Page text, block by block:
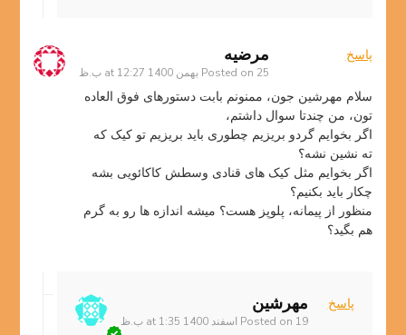
مرضیه
Posted on 25 بهمن 1400 at 12:27 ب.ظ
پاسخ
سلام مهرشین جون، ممنونم بابت دستورهای فوق العاده
تون، من چندتا سوال داشتم،
اگر بخوایم گردو بریزیم چطوری باید بریزیم تو کیک که
ته نشین نشه؟
اگر بخوایم مثل کیک های قنادی وسطش کاکائویی بشه
چکار باید بکنیم؟
منظور از پیمانه، پلوپز هست؟ میشه اندازه ها رو به گرم
هم بگید؟
مهرشین
Posted on 19 اسفند 1400 at 1:35 ب.ظ
پاسخ